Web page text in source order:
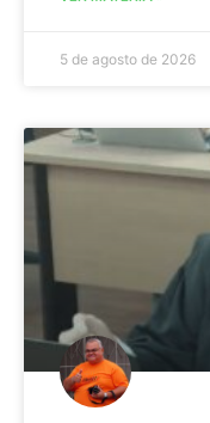
5 de agosto de 2026